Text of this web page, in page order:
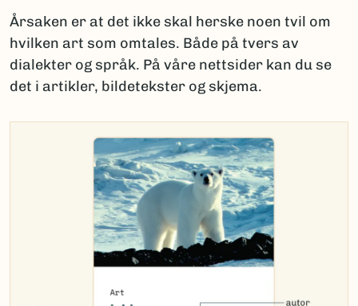
Årsaken er at det ikke skal herske noen tvil om
hvilken art som omtales. Både på tvers av
dialekter og språk. På våre nettsider kan du se
det i artikler, bildetekster og skjema.